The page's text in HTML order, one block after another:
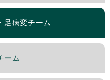
足病変チーム
ーム